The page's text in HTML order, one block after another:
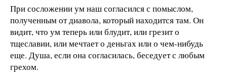
При сосложении ум наш согласился с помыслом,
полученным от диавола, который находится там. Он
видит, что ум теперь или блудит, или грезит о
тщеславии, или мечтает о деньгах или о чем-нибудь
еще. Душа, если она согласилась, беседует с любым
грехом.